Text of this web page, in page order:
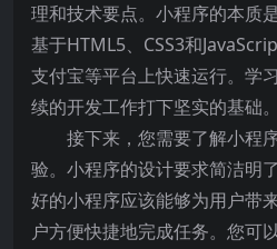
理和技术要点。小程序的本质
基于HTML5、CSS3和
支付宝等平台上快速运行。学
续的开发工作打下坚实的基础。
接下来，您需要了解小程
验。小程序的设计要求简洁明
好的小程序应该能够为用户带
户方便快捷地完成任务。您可